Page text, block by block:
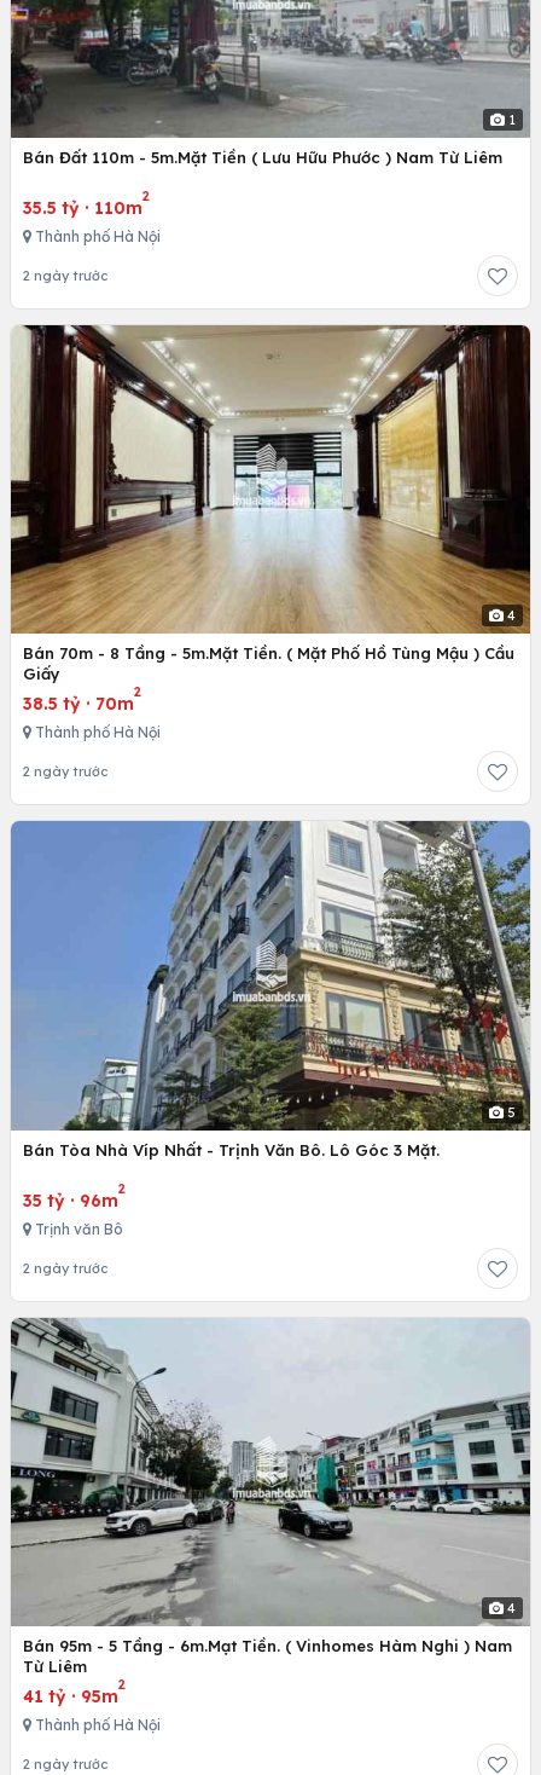
1
Bán Đất 110m - 5m.Mặt Tiền ( Lưu Hữu Phước ) Nam Từ Liêm
35.5 tỷ · 110m
2
Thành phố Hà Nội
2 ngày trước
4
Bán 70m - 8 Tầng - 5m.Mặt Tiền. ( Mặt Phố Hồ Tùng Mậu ) Cầu
Giấy
38.5 tỷ · 70m
2
Thành phố Hà Nội
2 ngày trước
5
Bán Tòa Nhà Víp Nhất - Trịnh Văn Bô. Lô Góc 3 Mặt.
35 tỷ · 96m
2
Trịnh văn Bô
2 ngày trước
4
Bán 95m - 5 Tầng - 6m.Mạt Tiền. ( Vinhomes Hàm Nghi ) Nam
Từ Liêm
41 tỷ · 95m
2
Thành phố Hà Nội
2 ngày trước